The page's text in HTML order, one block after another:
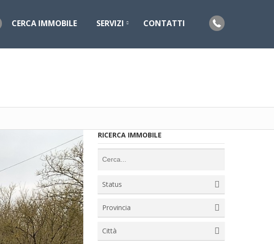
CERCA IMMOBILE SERVIZI CONTATTI
RICERCA IMMOBILE
Status
Provincia
Città